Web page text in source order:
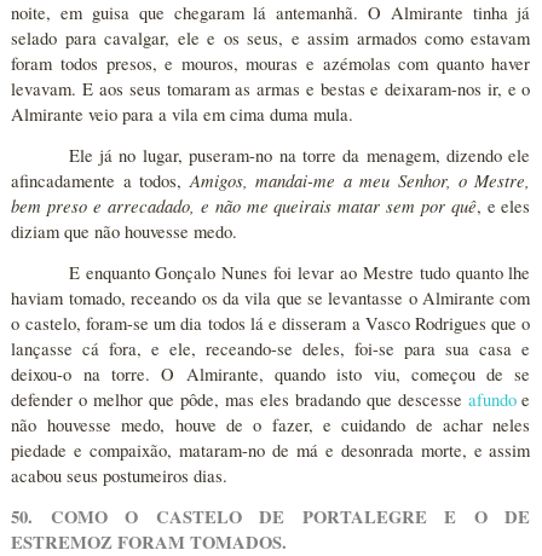
noite, em guisa que chegaram lá antemanhã. O Almirante tinha já
selado para cavalgar, ele e os seus, e assim armados como estavam
foram todos presos, e mouros, mouras e azémolas com quanto haver
levavam. E aos seus tomaram as armas e bestas e deixaram-nos ir, e o
Almirante veio para a vila em cima duma mula.
Ele já no lugar, puseram-no na torre da menagem, dizendo ele
afincadamente a todos,Amigos, mandai-me a meu Senhor, o Mestre,
bem preso e arrecadado, e não me queirais matar sem por quê, e eles
diziam que não houvesse medo.
E enquanto Gonçalo Nunes foi levar ao Mestre tudo quanto lhe
haviam tomado, receando os da vila que se levantasse o Almirante com
o castelo, foram-se um dia todos lá e disseram a Vasco Rodrigues que o
lançasse cá fora, e ele, receando-se deles, foi-se para sua casa e
deixou-o na torre. O Almirante, quando isto viu, começou de se
defender o melhor que pôde, mas eles bradando que descesse afundoe
não houvesse medo, houve de o fazer, e cuidando de achar neles
piedade e compaixão, mataram-no de má e desonrada morte, e assim
acabou seus postumeiros dias.
50. COMO O CASTELO DE PORTALEGRE E O DE
ESTREMOZ FORAM TOMADOS.